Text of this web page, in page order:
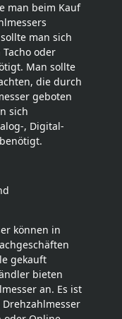
man beim Kauf
man sich
oder
Man sollte
die durch
geboten
sich
, Digital-
können in
gekauft
bieten
an. Es ist